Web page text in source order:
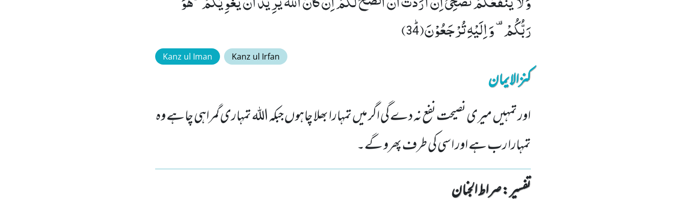
رَبُّكُمْ- وَ اِلَیْهِ تُرْجَعُوْنَﭤ(34)
Kanz ul Iman Kanz ul Irfan
کنزالایمان
اور تمہیں میری نصیحت نفع نہ دے گی اگر میں تمہارا بھلا چاہوں جبکہ اللہ تمہاری گمراہی چاہے وہ
تمہارا رب ہے اور اسی کی طرف پھرو گے۔
تفسیر : ‎صراط الجنان